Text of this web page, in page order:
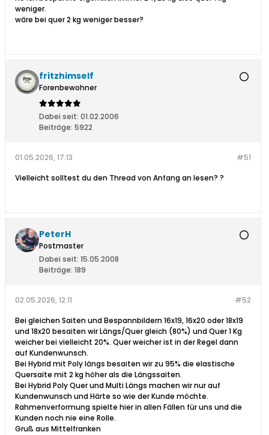
weniger.
wäre bei quer 2 kg weniger besser?
fritzhimself
Forenbewohner
Dabei seit: 01.02.2006
Beiträge: 5922
#51
01.05.2026, 17:13
Vielleicht solltest du den Thread von Anfang an lesen? ?
PeterH
Postmaster
Dabei seit: 15.05.2008
Beiträge: 189
#52
02.05.2026, 12:11
Bei gleichen Saiten und Bespannbildern 16x19, 16x20 oder 18x19
und 18x20 besaiten wir Längs/Quer gleich (80%) und Quer 1 Kg
weicher bei vielleicht 20%. Quer weicher ist in der Regel dann
auf Kundenwunsch.
Bei Hybrid mit Poly längs besaiten wir zu 95% die elastische
Quersaite mit 2 kg höher als die Längssaiten.
Bei Hybrid Poly Quer und Multi Längs machen wir nur auf
Kundenwunsch und Härte so wie der Kunde möchte.
Rahmenverformung spielte hier in allen Fällen für uns und die
Kunden noch nie eine Rolle.
Gruß aus Mittelfranken